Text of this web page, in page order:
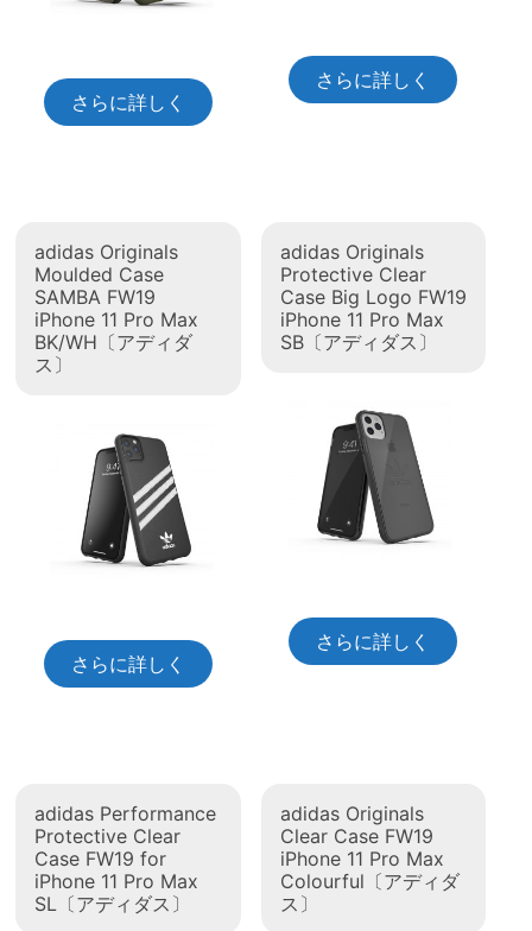
さらに詳しく
さらに詳しく
adidas Originals
Moulded Case
SAMBA FW19
iPhone 11 Pro Max
BK/WH〔アディダ
ス〕
さらに詳しく
adidas Originals
Protective Clear
Case Big Logo FW19
iPhone 11 Pro Max
SB〔アディダス〕
さらに詳しく
adidas Performance
Protective Clear
Case FW19 for
iPhone 11 Pro Max
SL〔アディダス〕
adidas Originals
Clear Case FW19
iPhone 11 Pro Max
Colourful〔アディダ
ス〕